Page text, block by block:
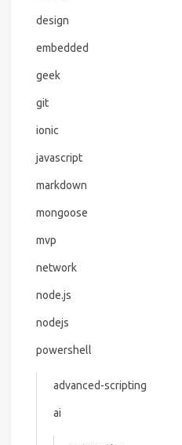
design
embedded
geek
git
ionic
javascript
markdown
mongoose
mvp
network
node.js
nodejs
powershell
advanced-scripting
ai